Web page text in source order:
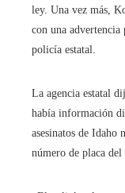
ley. Una vez más,
con una
policía estatal.
La agencia estatal
había información
asesinatos de
número de placa